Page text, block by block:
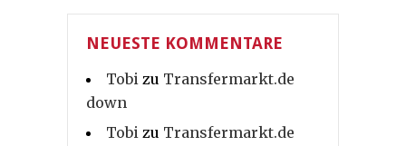
NEUESTE KOMMENTARE
Tobi zu Transfermarkt.de
down
Tobi zu Transfermarkt.de